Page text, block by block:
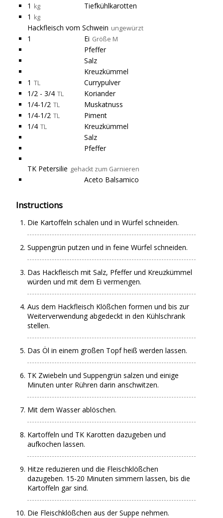
1 kg
Tiefkühlkarotten
1 kg
Hackfleisch vom Schwein ungewürzt
1 Ei Größe M
Pfeffer
Salz
Kreuzkümmel
1 TL
Currypulver
1/2 - 3/4 TL
Koriander
1/4-1/2 TL
Muskatnuss
1/4-1/2 TL
Piment
1/4 TL
Kreuzkümmel
Salz
Pfeffer
TK Petersilie gehackt zum Garnieren
Aceto Balsamico
Instructions
Die Kartoffeln schälen und in Würfel schneiden.
Suppengrün putzen und in feine Würfel schneiden.
Das Hackfleisch mit Salz, Pfeffer und Kreuzkümmel
würden und mit dem Ei vermengen.
Aus dem Hackfleisch Klößchen formen und bis zur
Weiterverwendung abgedeckt in den Kühlschrank
stellen.
Das Öl in einem großen Topf heiß werden lassen.
TK Zwiebeln und Suppengrün salzen und einige
Minuten unter Rühren darin anschwitzen.
Mit dem Wasser ablöschen.
Kartoffeln und TK Karotten dazugeben und
aufkochen lassen.
Hitze reduzieren und die Fleischklößchen
dazugeben. 15-20 Minuten simmern lassen, bis die
Kartoffeln gar sind.
Die Fleischklößchen aus der Suppe nehmen.